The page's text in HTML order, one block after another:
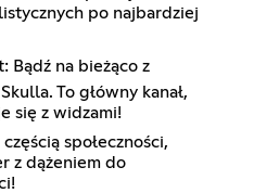
po najbardziej
Bądź na bieżąco z
To główny kanał,
się z widzami!
społeczności,
z dążeniem do